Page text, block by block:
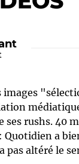
images
rushs. 40
Quotidien a
pas altéré le